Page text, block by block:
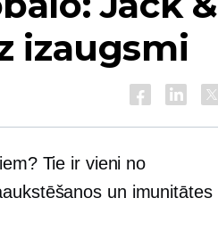
izaugsmi
Tie ir vieni no
un imunitātes